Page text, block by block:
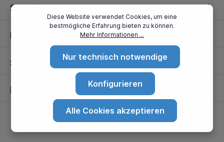
Partner
Standorte
Service
Informationen
Diese Website verwendet Cookies, um eine
bestmögliche Erfahrung bieten zu können.
Mehr Informationen ...
Nur technisch notwendige
Konfigurieren
Alle Cookies akzeptieren